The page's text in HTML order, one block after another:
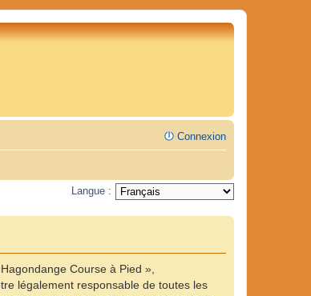
Connexion
Langue :
Course à Pied »,
légalement responsable de toutes les